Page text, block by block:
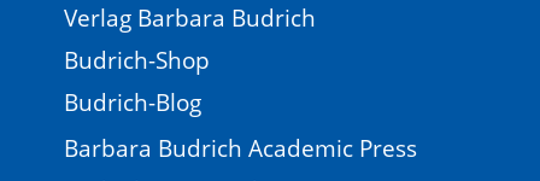
Verlag Barbara Budrich
Budrich-Shop
Budrich-Blog
Barbara Budrich Academic Press